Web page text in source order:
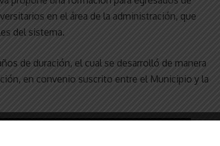
en el área de la administración, que
del sistema.
de duración, el cual se desarrolló de manera
en convenio suscrito entre el Municipio y la